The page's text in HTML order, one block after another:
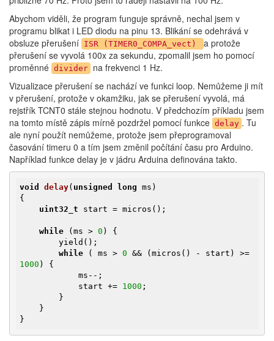
Abychom viděli, že program funguje správně, nechal jsem v
programu blikat i LED diodu na pinu 13. Blikání se odehrává v
obsluze přerušení ISR (TIMER0_COMPA_vect)
a protože
přerušení se vyvolá 100x za sekundu, zpomalil jsem ho pomocí
proměnné divider na frekvenci 1 Hz.
Vizualizace přerušení se nachází ve funkci loop. Nemůžeme ji mít
v přerušení, protože v okamžiku, jak se přerušení vyvolá, má
rejstřík TCNT0 stále stejnou hodnotu. V předchozím příkladu jsem
na tomto místě zápis mírně pozdržel pomocí funkce delay . Tu
ale nyní použít nemůžeme, protože jsem přeprogramoval
časování timeru 0 a tím jsem změnil počítání času pro Arduino.
Například funkce delay je v jádru Arduina definována takto.
void delay( unsigned long ms)
{
uint32_t start = micros();
while (ms > 0 ) {
while ( ms > 0
1000 ) {
            start +=
1000 ;
}